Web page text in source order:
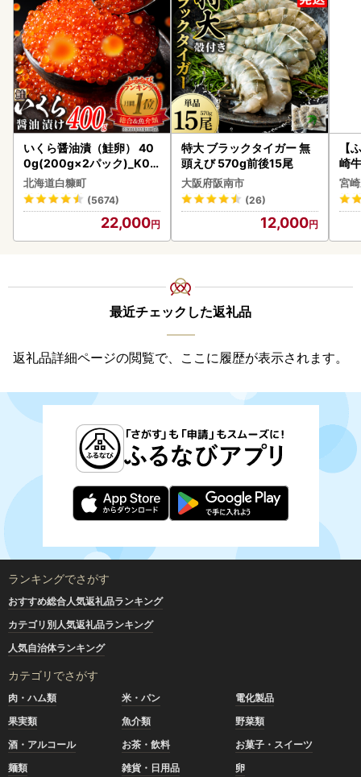
いくら醤油漬（鮭卵） 40
0g(200g×2パック)_K02
2-1676
北海道白糠町
(5674)
22,000
特大 ブラックタイガー 無
頭えび 570g前後15尾
大阪府阪南市
(26)
12,000
【
崎
-VO
宮
最近チェックした返礼品
返礼品詳細ページの閲覧で、ここに履歴が表示されます。
ランキングでさがす
おすすめ総合人気返礼品ランキング
カテゴリ別人気返礼品ランキング
人気自治体ランキング
カテゴリでさがす
肉・ハム類 米・パン
電化製品
果実類
魚介類
野菜類
酒・アルコール
お茶・飲料
お菓子・スイーツ
麺類
雑貨・日用品
卵